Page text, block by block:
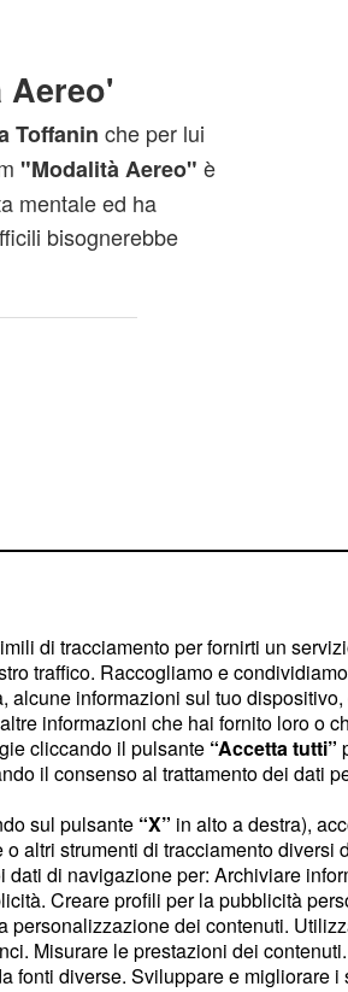
Toffanin che per lui
"Modalità Aereo" è
mentale ed ha
bisognerebbe
terapeutico, la
succedendo".
un copione oppure
sempre il suo cellulare
Continuando
social network, di
di come possano
di tracciamento per fornirti un
traffico. Raccogliamo e
informazioni sul tuo
informazioni che hai fornito loro o
cliccando il pulsante “Accetta tutti”
il consenso al trattamento dei dati
sul pulsante “X” in alto a destra),
altri strumenti di tracciamento diversi
dati di navigazione per: Archiviare
Creare profili per la pubblicità
personalizzazione dei contenuti.
Misurare le prestazioni dei
fonti diverse. Sviluppare e migliorare